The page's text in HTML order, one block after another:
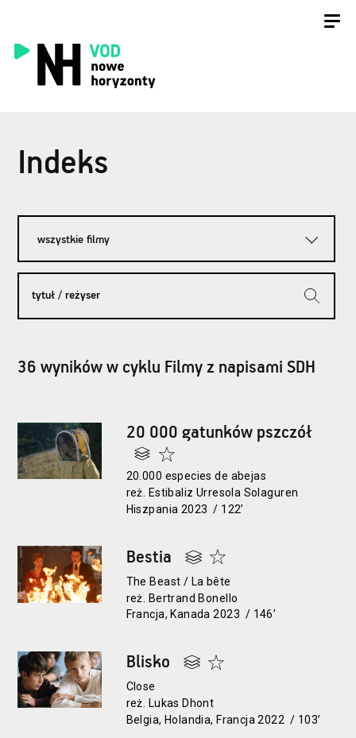
Indeks
wszystkie filmy
36 wyników w cyklu Filmy z napisami SDH
20 000 gatunków pszczół
20.000 especies de abejas
reż. Estibaliz Urresola Solaguren
Hiszpania 2023 / 122’
Bestia
The Beast / La bête
reż. Bertrand Bonello
Francja, Kanada 2023 / 146’
Blisko
Close
reż. Lukas Dhont
Belgia, Holandia, Francja 2022 / 103’